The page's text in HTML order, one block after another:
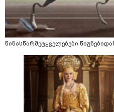
წინასწარმეტყველებები